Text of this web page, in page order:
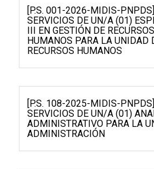
[P.S. 001-2026-MIDIS-
SERVICIOS DE UN/A (01)
III EN GESTIÓN DE RECURSOS
HUMANOS PARA LA UNIDAD
RECURSOS HUMANOS
[P.S. 108-2025-MIDIS-
SERVICIOS DE UN/A (01)
ADMINISTRATIVO PARA LA
ADMINISTRACIÓN